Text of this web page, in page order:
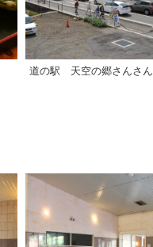
道の駅 天空の郷さんさん